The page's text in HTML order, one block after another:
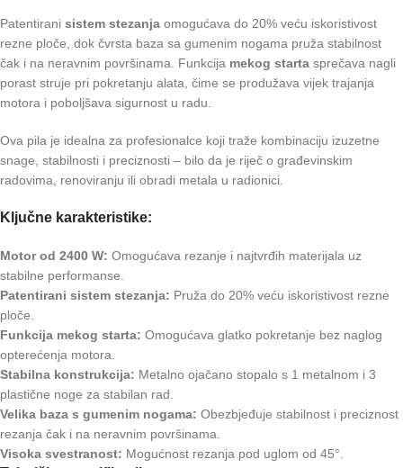
Patentirani sistem stezanja omogućava do 20% veću iskoristivost
rezne ploče, dok čvrsta baza sa gumenim nogama pruža stabilnost
čak i na neravnim površinama. Funkcija mekog starta sprečava nagli
porast struje pri pokretanju alata, čime se produžava vijek trajanja
motora i poboljšava sigurnost u radu.
Ova pila je idealna za profesionalce koji traže kombinaciju izuzetne
snage, stabilnosti i preciznosti – bilo da je riječ o građevinskim
radovima, renoviranju ili obradi metala u radionici.
Ključne karakteristike:
Motor od 2400 W: Omogućava rezanje i najtvrđih materijala uz
stabilne performanse.
Patentirani sistem stezanja: Pruža do 20% veću iskoristivost rezne
ploče.
Funkcija mekog starta: Omogućava glatko pokretanje bez naglog
opterećenja motora.
Stabilna konstrukcija: Metalno ojačano stopalo s 1 metalnom i 3
plastične noge za stabilan rad.
Velika baza s gumenim nogama: Obezbjeđuje stabilnost i preciznost
rezanja čak i na neravnim površinama.
Visoka svestranost: Mogućnost rezanja pod uglom od 45°.